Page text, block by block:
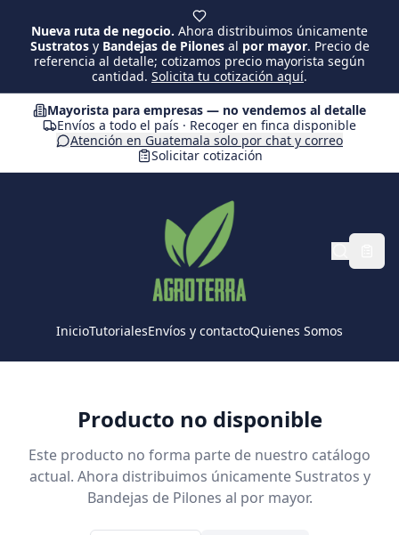
Nueva ruta de negocio. Ahora distribuimos únicamente
Sustratosy Bandejas de Pilonesal por mayor. Precio de
referencia al detalle; cotizamos precio mayorista según
cantidad. Solicita tu cotización aquí.
Mayorista para empresas — no vendemos al detalle
Envíos a todo el país · Recoger en finca disponible
Atención en Guatemala solo por chat y correo
Solicitar cotización
InicioTutorialesEnvíos y contactoQuienes Somos
Producto no disponible
Este producto no forma parte de nuestro catálogo
actual. Ahora distribuimos únicamente Sustratos y
Bandejas de Pilones al por mayor.